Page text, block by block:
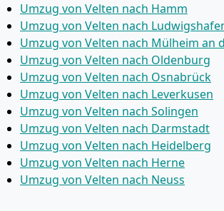
Umzug von Velten nach Hamm
Umzug von Velten nach
Umzug von Velten nach Mülheim an
Umzug von Velten nach Oldenburg
Umzug von Velten nach Osnabrück
Umzug von Velten nach Leverkusen
Umzug von Velten nach Solingen
Umzug von Velten nach Darmstadt
Umzug von Velten nach Heidelberg
Umzug von Velten nach Herne
Umzug von Velten nach Neuss